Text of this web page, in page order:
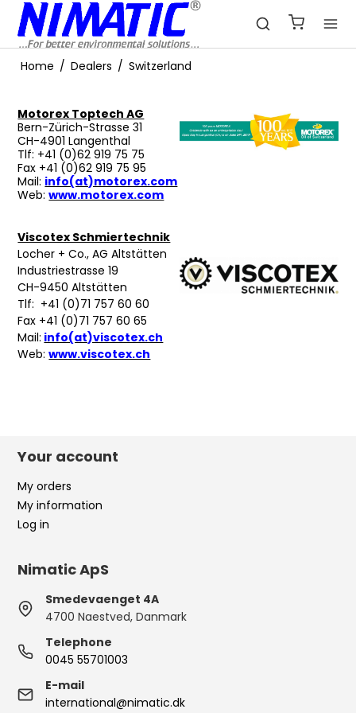
Home / Dealers / Switzerland
Motorex Toptech AG
Bern-Zürich-Strasse 31
CH-4901 Langenthal
Tlf: +41 (0)62 919 75 75
Fax +41 (0)62 919 75 95
Mail: info(at)motorex.com
Web:www.motorex.com
Viscotex Schmiertechnik
Locher + Co., AG Altstätten
Industriestrasse 19
CH-9450 Altstätten
Tlf: +41 (0)71 757 60 60
Fax +41 (0)71 757 60 65
Mail: info(at)viscotex.ch
Web:www.viscotex.ch
Your account
My orders
My information
Log in
Nimatic ApS
Smedevaenget 4A
4700 Naestved, Danmark
Telephone
0045 55701003
E-mail
international@nimatic.dk